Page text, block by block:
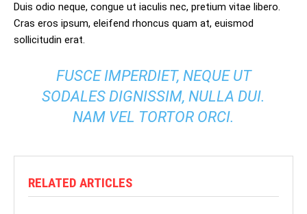
Duis odio neque, congue ut iaculis nec, pretium vitae libero.
Cras eros ipsum, eleifend rhoncus quam at, euismod
sollicitudin erat.
FUSCE IMPERDIET, NEQUE UT
SODALES DIGNISSIM, NULLA DUI.
NAM VEL TORTOR ORCI.
RELATED ARTICLES